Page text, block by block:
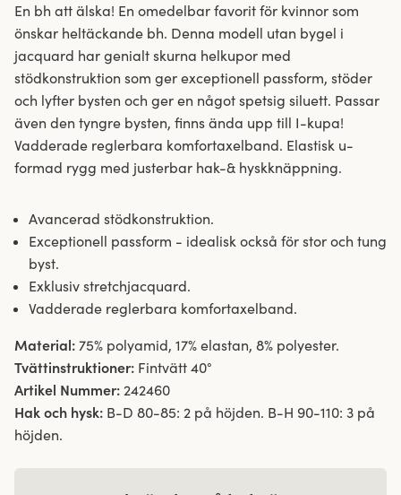
En bh att älska! En omedelbar favorit för kvinnor som
önskar heltäckande bh. Denna modell utan bygel i
jacquard har genialt skurna helkupor med
stödkonstruktion som ger exceptionell passform, stöder
och lyfter bysten och ger en något spetsig siluett. Passar
även den tyngre bysten, finns ända upp till I-kupa!
Vadderade reglerbara komfortaxelband. Elastisk u-
formad rygg med justerbar hak-& hyskknäppning.
Avancerad stödkonstruktion.
Exceptionell passform - idealisk också för stor och tung
byst.
Exklusiv stretchjacquard.
Vadderade reglerbara komfortaxelband.
Material: 75% polyamid, 17% elastan, 8% polyester.
Tvättinstruktioner: Fintvätt 40°
Artikel Nummer: 242460
Hak och hysk: B-D 80-85: 2 på höjden. B-H 90-110: 3 på
höjden.